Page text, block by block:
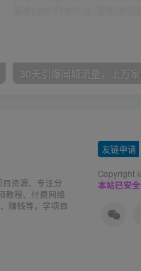
资源、专注分
教程、付费网络
赚钱等，学项目
友链申请
Copyright
本站已安